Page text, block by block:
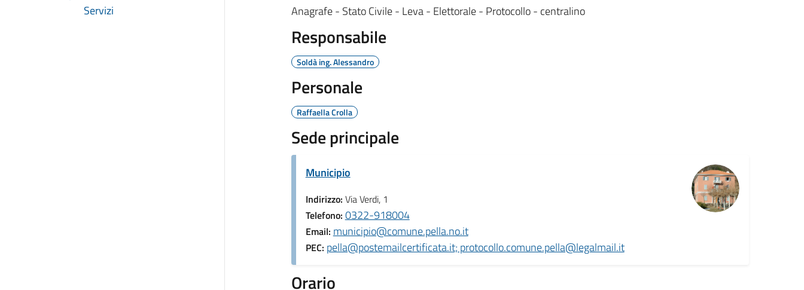
Servizi
Anagrafe - Stato Civile - Leva - Elettorale - Protocollo - centralino
Responsabile
Soldà ing. Alessandro
Personale
Raffaella Crolla
Sede principale
Municipio
Indirizzo: Via Verdi, 1
Telefono: 0322-918004
Email: municipio@comune.pella.no.it
PEC: pella@postemailcertificata.it; protocollo.comune.pella@legalmail.it
Orario